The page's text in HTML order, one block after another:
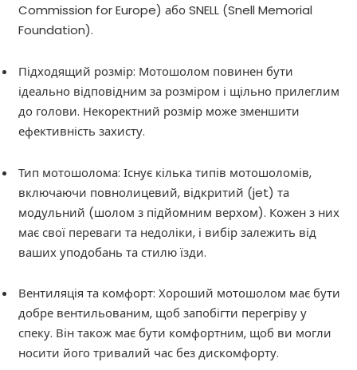
Commission for Europe) або SNELL (Snell Memorial
Foundation).
Підходящий розмір: Мотошолом повинен бути
ідеально відповідним за розміром і щільно прилеглим
до голови. Некоректний розмір може зменшити
ефективність захисту.
Тип мотошолома: Існує кілька типів мотошоломів,
включаючи повнолицевий, відкритий (jet) та
модульний (шолом з підйомним верхом). Кожен з них
має свої переваги та недоліки, і вибір залежить від
ваших уподобань та стилю їзди.
Вентиляція та комфорт: Хороший мотошолом має бути
добре вентильованим, щоб запобігти перегріву у
спеку. Він також має бути комфортним, щоб ви могли
носити його тривалий час без дискомфорту.